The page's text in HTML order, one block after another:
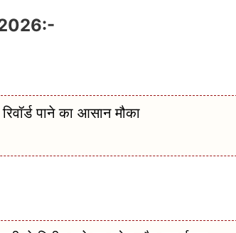
पाने का आसान मौका